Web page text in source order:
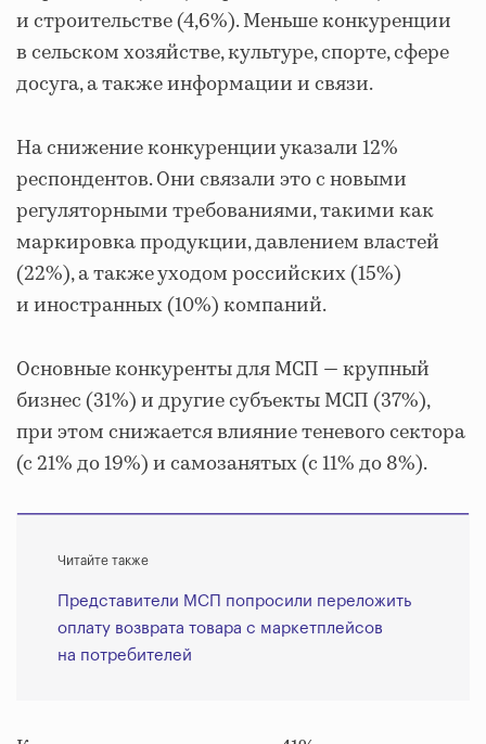
и строительстве (4,6%). Меньше конкуренции
в сельском хозяйстве, культуре, спорте, сфере
досуга, а также информации и связи.
На снижение конкуренции указали 12%
респондентов. Они связали это с новыми
регуляторными требованиями, такими как
маркировка продукции, давлением властей
(22%), а также уходом российских (15%)
и иностранных (10%) компаний.
Основные конкуренты для МСП — крупный
бизнес (31%) и другие субъекты МСП (37%),
при этом снижается влияние теневого сектора
(с 21% до 19%) и самозанятых (с 11% до 8%).
Читайте также
Представители МСП попросили переложить
оплату возврата товара с маркетплейсов
на потребителей